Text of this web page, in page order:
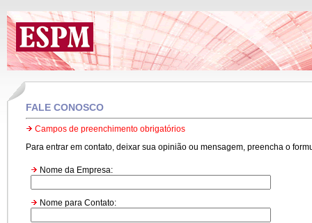
FALE CONOSCO
Campos de preenchimento obrigatórios
Para entrar em contato, deixar sua opinião ou mensagem, preencha o
Nome da Empresa:
Nome para Contato: